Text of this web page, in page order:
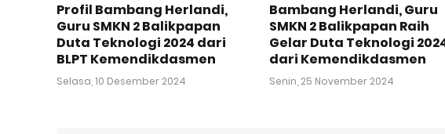
Profil Bambang Herlandi,
Guru SMKN 2 Balikpapan
Duta Teknologi 2024 dari
BLPT Kemendikdasmen
Selasa, 10 Desember 2024
Bambang Herlandi, Guru
SMKN 2 Balikpapan Raih
Gelar Duta Teknologi
dari Kemendikdasmen
Senin, 25 November 2024